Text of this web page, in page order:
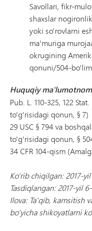
Savollari, fikr-
shaxslar
yoki so'rovlarni
ma'muriga
okrugining
qonuni/504-
Huquqiy
Pub. L. 110-325, 122
to'g'risidagi qonun, § 7)
29 USC § 794 va
to'g'risidagi qonun, §
34 CFR 104-qism
Ko'rib chiqilgan: 2017-
Tasdiqlangan: 2017-yil
Ilova: Ta'qib, kamsitish
bo'yicha shikoyatlarni